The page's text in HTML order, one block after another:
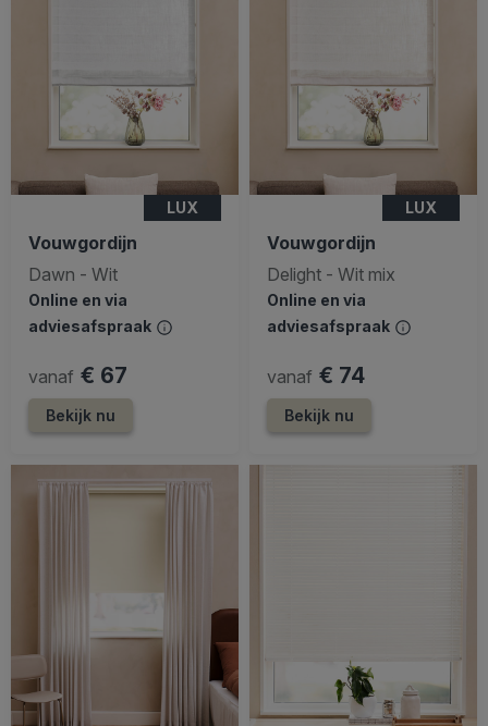
LUX
Vouwgordijn
Dawn - Wit
Online en via
adviesafspraak
vanaf € 67
Bekijk nu
LUX
Vouwgordijn
Delight - Wit mix
Online en via
adviesafspraak
vanaf € 74
Bekijk nu